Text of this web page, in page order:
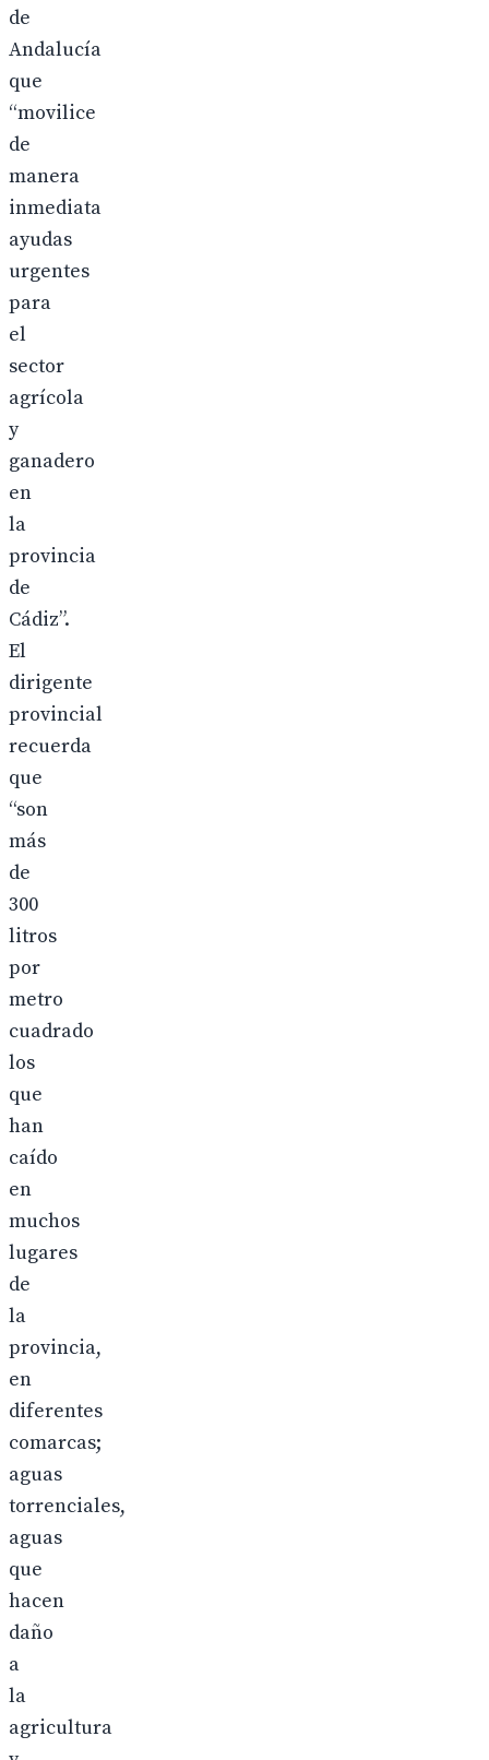
de
Andalucía
que
“movilice
de
manera
inmediata
ayudas
urgentes
para
el
sector
agrícola
y
ganadero
en
la
provincia
de
Cádiz”.
El
dirigente
provincial
recuerda
que
“son
más
de
300
litros
por
metro
cuadrado
los
que
han
caído
en
muchos
lugares
de
la
provincia,
en
diferentes
comarcas;
aguas
torrenciales,
aguas
que
hacen
daño
a
la
agricultura